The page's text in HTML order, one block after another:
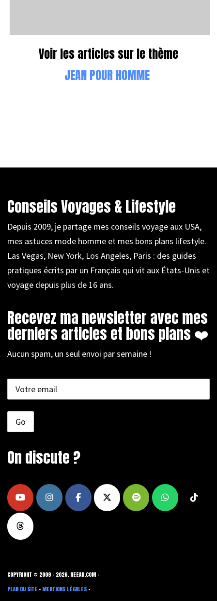
Voir les articles sur le thème
JEAN POUR HOMME
Conseils Voyages & Lifestyle
Depuis 2009, je partage mes conseils voyage aux USA,
mes astuces mode homme et mes bons plans lifestyle.
Las Vegas, New York, Los Angeles, Paris : des guides
pratiques écrits par un Français qui vit aux États-Unis et
voyage depuis plus de 16 ans.
Recevez ma newsletter avec mes
derniers articles et bons plans ❤️
Aucun spam, un seul envoi par semaine !
On discute ?
COPYRIGHT © 2009 - 2026, REEAD.COM -
PLAN DU SITE - MENTIONS LÉGALES -